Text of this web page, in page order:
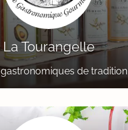
La Tourangelle
de tradition